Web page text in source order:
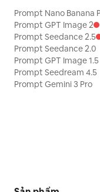
Prompt Nano Banana
Prompt GPT Image 2
Prompt Seedance 2.5
Prompt Seedance 2.0
Prompt GPT Image 1.5
Prompt Seedream 4.5
Prompt Gemini 3 Pro